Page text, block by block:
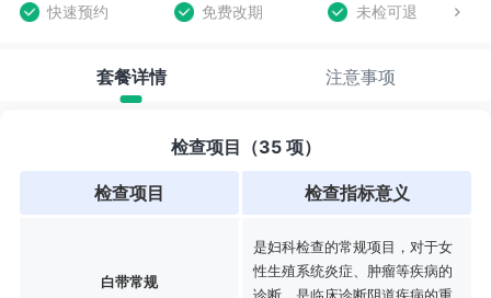
快速预约 免费改期 未检可退
套餐详情 注意事项
检查项目（35 项）
检查项目 检查指标意义
白带常规
是妇科检查的常规项目，对于女
性生殖系统炎症、肿瘤等疾病的
诊断，是临床诊断阴道疾病的重